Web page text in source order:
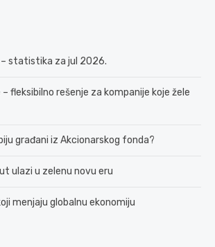
– statistika za jul 2026.
– fleksibilno rešenje za kompanije koje žele
građani iz Akcionarskog fonda?
ulazi u zelenu novu eru
menjaju globalnu ekonomiju